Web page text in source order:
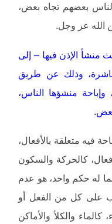
بعضهم تجاه بعض،
عز وجل.
منشأ الإذن فيها – إلى
وذلك عن طريق
وإباحة منشؤها الناس،
فيه متعلقة بالأفعال،
كالحركة والسكون
له حكم واحد، هو عدم
على كل من الفعل أو
كالماء والكلأ والأماكن